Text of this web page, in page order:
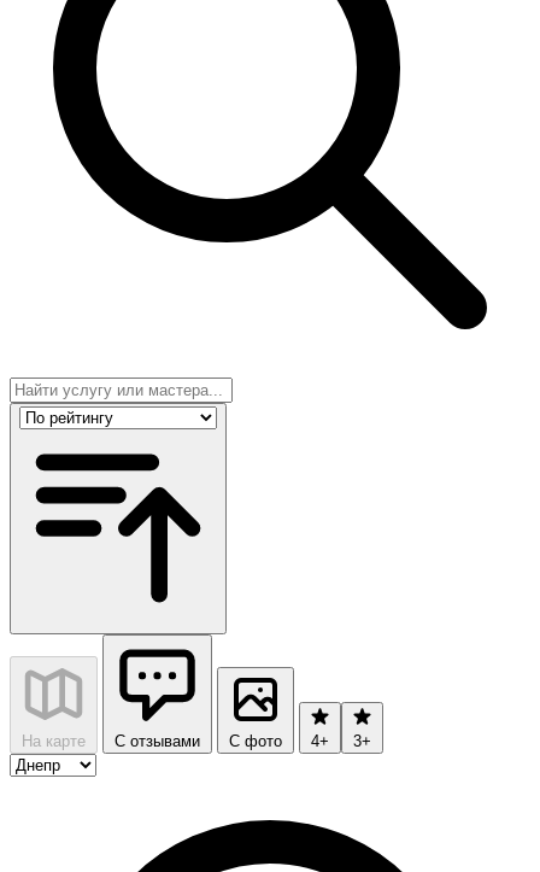
На карте С отзывами С фото 4+ 3+